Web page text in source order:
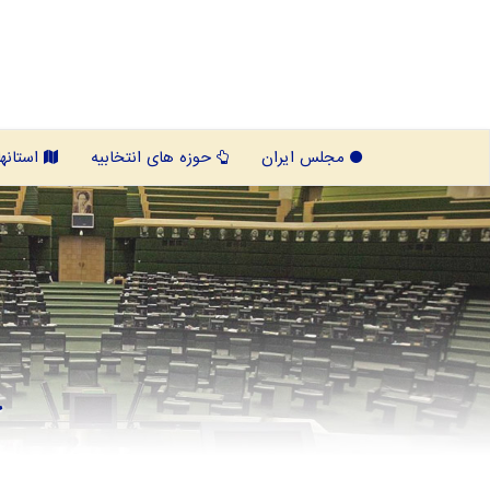
مجلس ایران حوزه های انتخابیه